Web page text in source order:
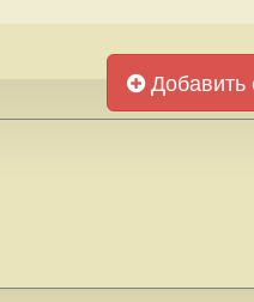
Добавить